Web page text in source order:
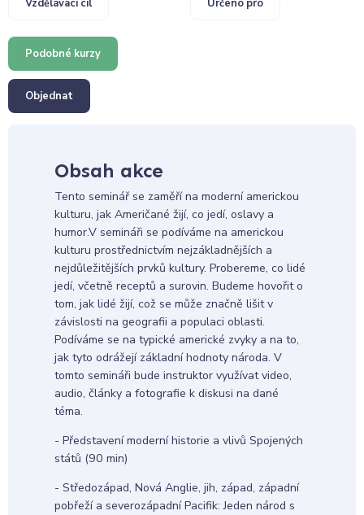
Vzdělávací cíl Určeno pro
Podobné kurzy
Objednat
Obsah akce
Tento seminář se zaměří na moderní americkou
kulturu, jak Američané žijí, co jedí, oslavy a
humor.V semináři se podíváme na americkou
kulturu prostřednictvím nejzákladnějších a
nejdůležitějších prvků kultury. Probereme, co lidé
jedí, včetně receptů a surovin. Budeme hovořit o
tom, jak lidé žijí, což se může značně lišit v
závislosti na geografii a populaci oblasti.
Podíváme se na typické americké zvyky a na to,
jak tyto odrážejí základní hodnoty národa. V
tomto semináři bude instruktor využívat video,
audio, články a fotografie k diskusi na dané
téma.
- Představení moderní historie a vlivů Spojených
států (90 min)
- Středozápad, Nová Anglie, jih, západ, západní
pobřeží a severozápadní Pacifik: Jeden národ s